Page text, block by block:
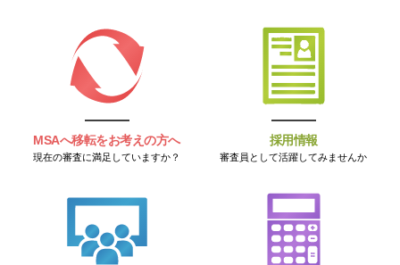
MSAへ移転をお考えの方へ
現在の審査に満足していますか？
採用情報
審査員として活躍してみませんか